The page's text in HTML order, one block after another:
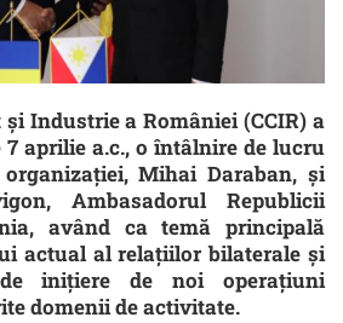
și Industrie a României (CCIR) a
aprilie a.c., o întâlnire de lucru
Mihai Daraban, și
Ambasadorul Republicii
având ca temă principală
actual al relațiilor bilaterale și
inițiere de noi operațiuni
domenii de activitate.